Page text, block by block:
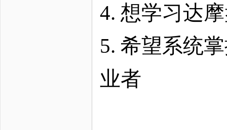
4. 想学习达
5. 希望系统
业者